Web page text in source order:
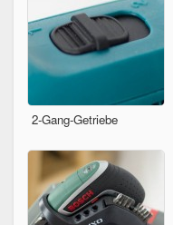
2-Gang-Getriebe